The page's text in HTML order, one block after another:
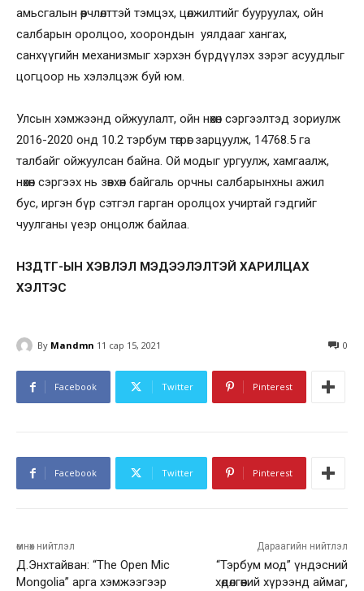
амьсгалын өөрчлөлттэй тэмцэх, цөлжилтийг бууруулах, ойн
салбарын оролцоо, хоорондын уялдааг хангах,
санхүүгийн механизмыг хэрхэн бүрдүүлэх зэрэг асуудлыг
цогцоор нь хэлэлцэж буй юм.
Улсын хэмжээнд ойжуулалт, ойн нөхөн сэргээлтэд зориулж
2016-2020 онд 10.2 тэрбум төгрөг зарцуулж, 14768.5 га
талбайг ойжуулсан байна. Ой модыг ургуулж, хамгаалж,
нөхөн сэргээх нь зөвхөн байгаль орчны салбарынхны ажил
бус, иргэн бүр сэтгэл гарган оролцох учиртай гэдгийг
чуулганы үеэр онцолж байлаа.
НЗДТГ-ЫН ХЭВЛЭЛ МЭДЭЭЛЭЛТЭЙ ХАРИЛЦАХ
ХЭЛТЭС
By Mandmn 11 сар 15, 2021 0
Facebook Twitter Pinterest
Facebook Twitter Pinterest
өмнөх нийтлэл
Д.Энхтайван: “The Open Mic
Mongolia” арга хэмжээгээр
Дараагийн нийтлэл
“Тэрбум мод” үндэсний
хөдөлгөөний хүрээнд аймаг,